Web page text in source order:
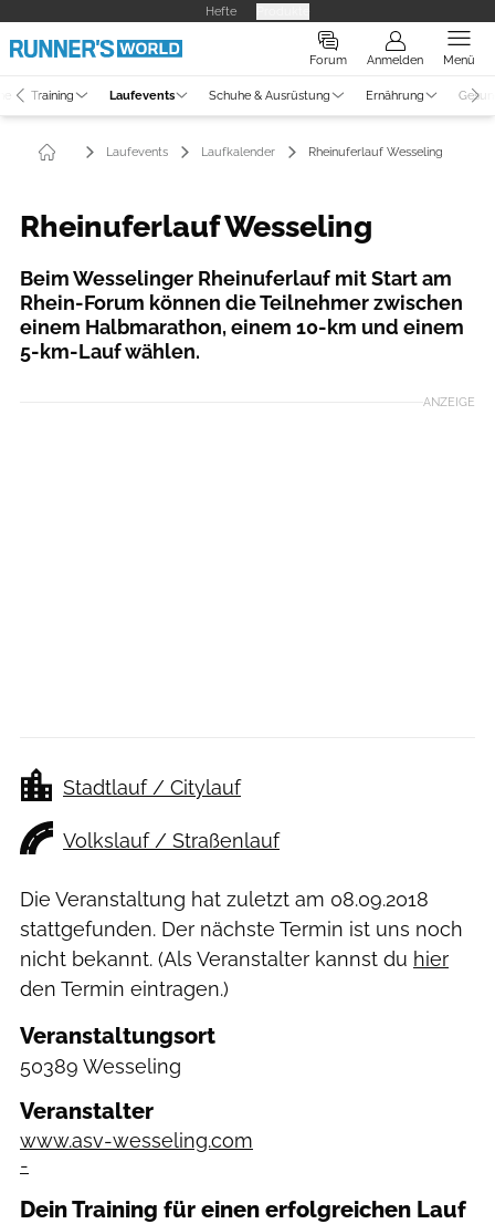
Hefte
Forum Anmelden Menü
Training Laufevents Schuhe & Ausrüstung Ernährung
Laufevents Laufkalender Rheinuferlauf Wesseling
Rheinuferlauf Wesseling
Beim Wesselinger Rheinuferlauf mit Start am
Rhein-Forum können die Teilnehmer zwischen
einem Halbmarathon, einem 10-km und einem
5-km-Lauf wählen.
ANZEIGE
Stadtlauf / Citylauf
Volkslauf / Straßenlauf
Die Veranstaltung hat zuletzt am 08.09.2018
stattgefunden. Der nächste Termin ist uns noch
nicht bekannt. (Als Veranstalter kannst du hier
den Termin eintragen.)
Veranstaltungsort
50389 Wesseling
Veranstalter
www.asv-wesseling.com
-
Dein Training für einen erfolgreichen Lauf